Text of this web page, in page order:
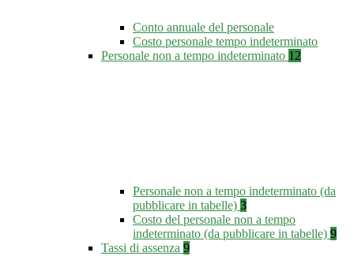
Conto annuale del personale
Costo personale tempo indeterminato
Personale non a tempo indeterminato 12
Personale non a tempo indeterminato (da
pubblicare in tabelle) 3
Costo del personale non a tempo
indeterminato (da pubblicare in tabelle) 9
Tassi di assenza 9